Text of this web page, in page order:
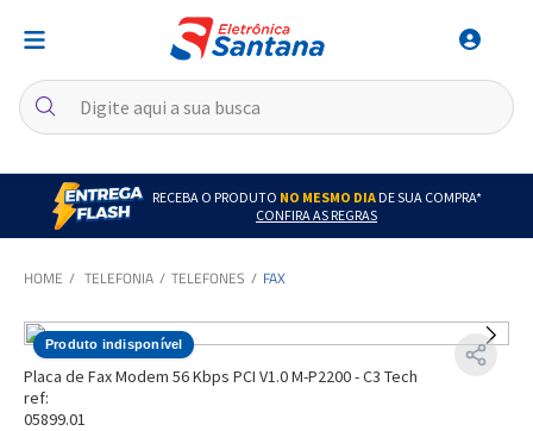
RECEBA O PRODUTO NO MESMO DIADE SUA COMPRA*
CONFIRA AS REGRAS
TELEFONIA TELEFONES FAX
Produto indisponível
Placa de Fax Modem 56 Kbps PCI V1.0 M-P2200 - C3 Tech
ref:
05899.01